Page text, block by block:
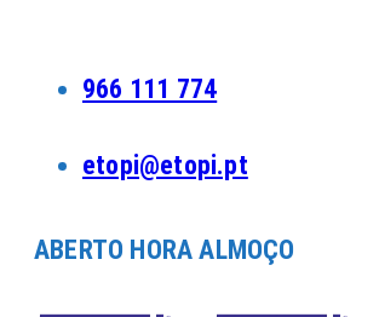
966 111 774
etopi@etopi.pt
ABERTO HORA ALMOÇO